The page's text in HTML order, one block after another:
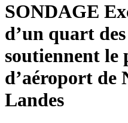
SONDAGE
d’un quart
soutiennent le
d’aéroport de
Landes